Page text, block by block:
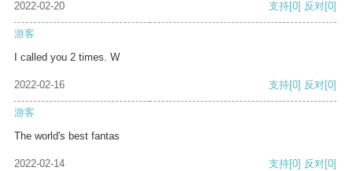
2022-02-20 支持[0] 反对[0]
游客
I called you 2 times. W
2022-02-16 支持[0] 反对[0]
游客
The world's best fantas
2022-02-14 支持[0] 反对[0]